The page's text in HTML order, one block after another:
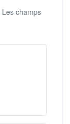
Les champs